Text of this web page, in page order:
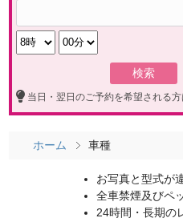
当日・翌日のご予約を希望される
ホーム 車種
お写真と型式が
全車禁煙及びペ
24時間・長期の